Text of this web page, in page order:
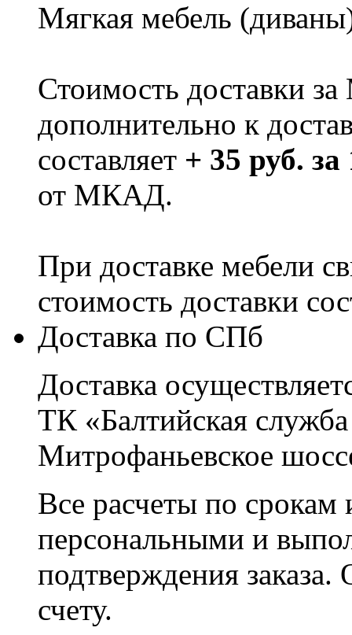
Мягкая мебель
Стоимость доставки
дополнительно к
составляет + 35 руб.
от МКАД.
При доставке мебели
стоимость доставки
Доставка по СПб
Доставка
ТК «Балтийская
Митрофаньевское
Все расчеты по срокам
персональными и
подтверждения заказа.
счету.